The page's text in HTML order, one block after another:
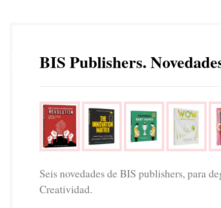
BIS Publishers.
Seis novedades de BIS publishers, para
Creatividad.